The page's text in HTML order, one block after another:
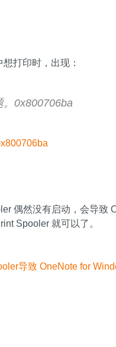
打印时，出现：
。0x800706ba
偶然没有启动，会导致
Spooler 就可以了。